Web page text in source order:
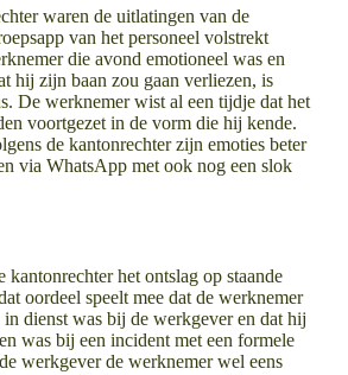
waren de uitlatingen van de
van het personeel volstrekt
die avond emotioneel was en
hij zijn baan zou gaan verliezen, is
De werknemer wist al een tijdje dat het
voortgezet in de vorm die hij kende.
de kantonrechter zijn emoties beter
via WhatsApp met ook nog een slok
kantonrechter het ontslag op staande
oordeel speelt mee dat de werknemer
in dienst was bij de werkgever en dat hij
was bij een incident met een formele
werkgever de werknemer wel eens